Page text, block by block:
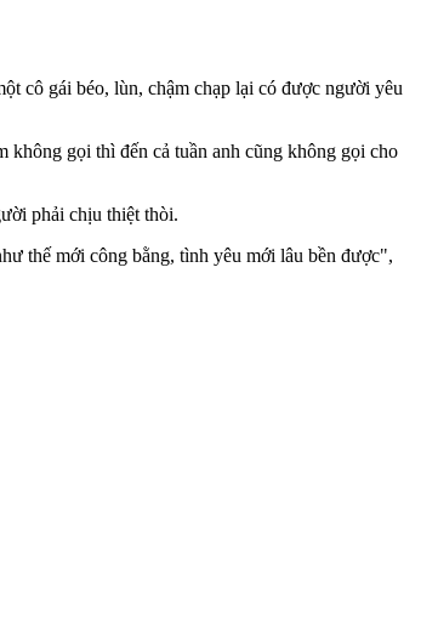
cô gái béo, lùn, chậm chạp lại có được người yêu
không gọi thì đến cả tuần anh cũng không gọi cho
phải chịu thiệt thòi.
thế mới công bằng, tình yêu mới lâu bền được",